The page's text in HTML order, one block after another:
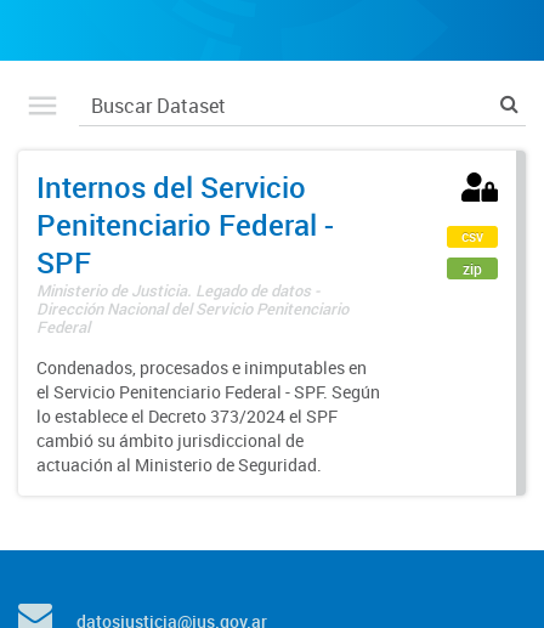
Internos del Servicio
Penitenciario Federal -
SPF
Ministerio de Justicia. Legado de datos -
Dirección Nacional del Servicio Penitenciario
Federal
Condenados, procesados e inimputables en
el Servicio Penitenciario Federal - SPF. Según
lo establece el Decreto 373/2024 el SPF
cambió su ámbito jurisdiccional de
actuación al Ministerio de Seguridad.
csv
zip
datosjusticia@jus.gov.ar